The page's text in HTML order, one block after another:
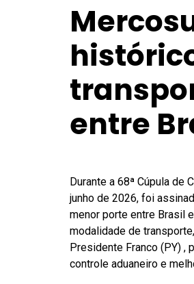
entre
Durante a 68ª Cúpula de
junho de 2026, foi
menor porte entre Brasil
modalidade de
Presidente Franco (PY) ,
controle aduaneiro e